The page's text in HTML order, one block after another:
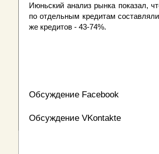
Июньский анализ рынка показал,
по отдельным кредитам
же кредитов - 43-74%.
Обсуждение Facebook
Обсуждение VKontakte